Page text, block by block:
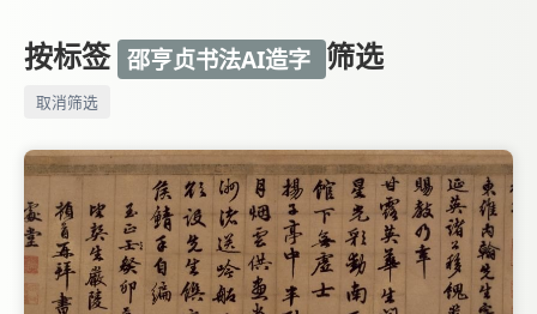
按标签 邵亨贞书法AI造字 筛选
取消筛选